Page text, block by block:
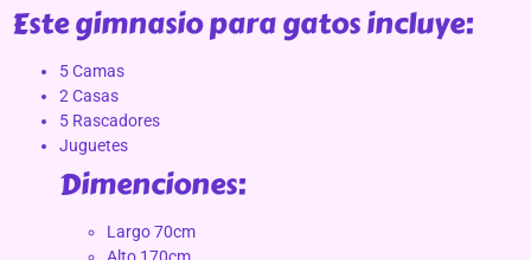
Este gimnasio para gatos incluye:
5 Camas
2 Casas
5 Rascadores
Juguetes
Dimenciones:
Largo 70cm